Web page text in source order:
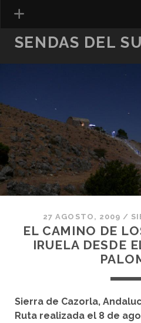
SENDAS DEL
27 AGOSTO, 2009 /
EL CAMINO DE
IRUELA DESDE
Sierra de Cazorla,
Ruta realizada el 8 de